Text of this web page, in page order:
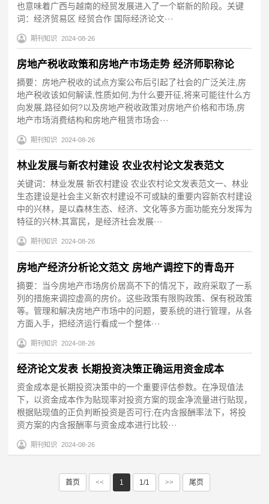
也意味着广西与越南的经贸发展进入了一个崭新的阶段。关键
词：经济贸易区 经贸合作 国际经济论文···
期刊知识 2024-08-26
房地产税收政策和房地产市场走势 经济师职称论
摘要：房地产税收的试点方案公布后引起了社会的广泛关注,房
地产税收该如何解读,性质如何,为什么要开征,将来可能往什么方
向发展,路径如何?以及房地产税收政策对房地产价格和市场,房
地产市场消费结构和房地产租赁市场会···
期刊知识 2024-08-26
林业发展与新农村建设 农业农村论文发表范文
关键词：林业发展 新农村建设 农业农村论文发表范文一、林业
生态建设是社会主义新农村建设不可或缺的重要内容新农村建设
中的兴林，是以森林生态、经济、文化等多方面功能充分发挥为
特征的兴林;其富民，是经济社会发展···
期刊知识 2024-08-26
房地产经济分析论文范文 房地产调控下的青岛开
摘要：当今房地产市场房价居高不下的情况下，政府采取了一系
列的措施来调控虚高的房价。这些政策有限购政策、保有税政策
等。管理和解决房地产市场中的问题，要系统的进行管理，从各
方面入手，把经济运行看成一个整体···
期刊知识 2024-08-26
经济论文发表 长期投资决策正确运用资金成本
资金成本是长期投资决策中的一个重要评估参数。在净现值法
下，以资金成本作为贴现率对投资方案的现金净流量进行贴现，
根据贴现值的正负判断投资是否可行;在内含报酬率法下，将投
资方案的内含报酬率与资金成本进行比较···
期刊知识 2024-08-26
首页 << 1 1/1 >> 尾页